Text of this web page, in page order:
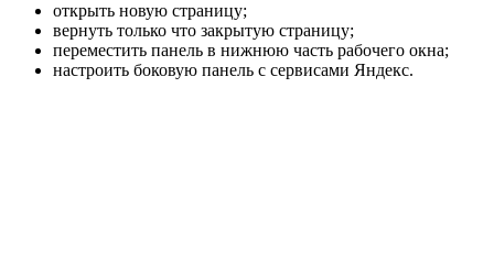
открыть новую страницу;
вернуть только что закрытую страницу;
переместить панель в нижнюю часть рабочего окна;
настроить боковую панель с сервисами Яндекс.